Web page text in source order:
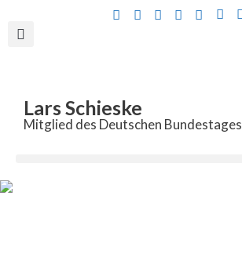
Lars Schieske
Mitglied des Deutschen Bundestages